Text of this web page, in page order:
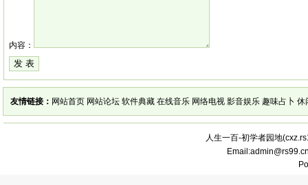
内容：
友情链接： 网站首页 网站论坛 软件典藏 在线音乐 网络电视 影音娱乐 趣味占卜 休
人生一百-初学者园地(